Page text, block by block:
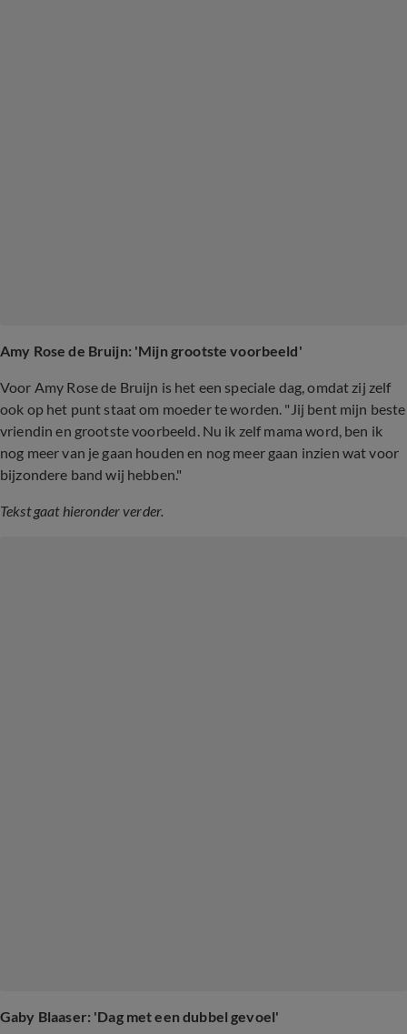
Amy Rose de Bruijn: 'Mijn grootste voorbeeld'
Voor Amy Rose de Bruijn is het een speciale dag, omdat zij zelf
ook op het punt staat om moeder te worden. "Jij bent mijn beste
vriendin en grootste voorbeeld. Nu ik zelf mama word, ben ik
nog meer van je gaan houden en nog meer gaan inzien wat voor
bijzondere band wij hebben."
Tekst gaat hieronder verder.
Gaby Blaaser: 'Dag met een dubbel gevoel'